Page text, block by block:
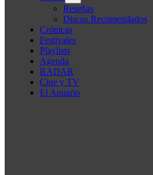
Reseñas
Discos Recomendados
Crónicas
Festivales
Playlists
Agenda
RADAR
Cine y TV
El Anuario